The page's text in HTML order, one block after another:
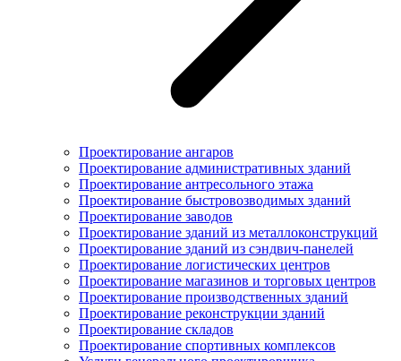
Проектирование ангаров
Проектирование административных зданий
Проектирование антресольного этажа
Проектирование быстровозводимых зданий
Проектирование заводов
Проектирование зданий из металлоконструкций
Проектирование зданий из сэндвич-панелей
Проектирование логистических центров
Проектирование магазинов и торговых центров
Проектирование производственных зданий
Проектирование реконструкции зданий
Проектирование складов
Проектирование спортивных комплексов